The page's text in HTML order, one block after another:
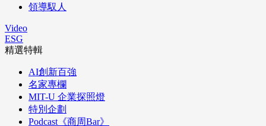
領導馭人
Video
ESG
精選特輯
AI創新百強
名家專欄
MIT-U 企業探照燈
特別企劃
Podcast《商周Bar》